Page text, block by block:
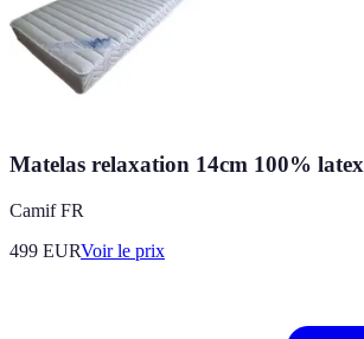
Matelas relaxation 14cm 100% latex
Camif FR
499 EURVoir le prix